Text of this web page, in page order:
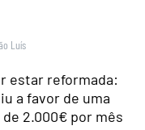
Luís
estar reformada:
a favor de uma
2.000€ por mês